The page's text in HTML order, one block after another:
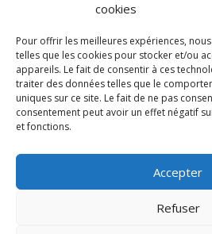
cookies
Pour offrir les meilleures expériences,
telles que les cookies pour stocker et/ou
appareils. Le fait de consentir à ces
traiter des données telles que le
uniques sur ce site. Le fait de ne pas
consentement peut avoir un effet négatif
et fonctions.
Accepter
Refuser
Newsletter & Presse
Espace